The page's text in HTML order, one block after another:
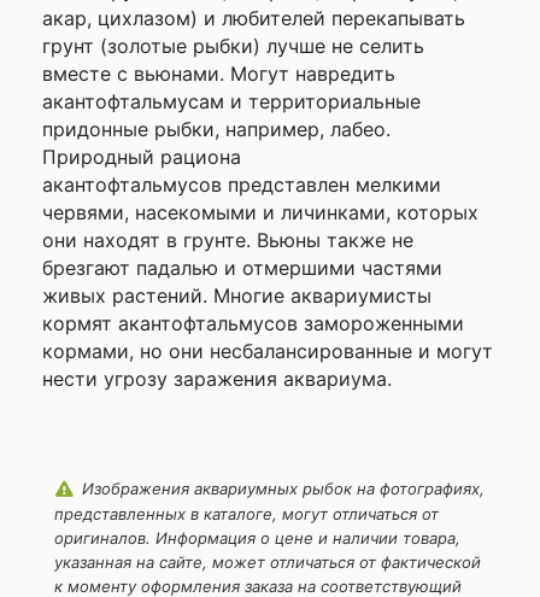
акар, цихлазом) и любителей перекапывать
грунт (золотые рыбки) лучше не селить
вместе с вьюнами. Могут навредить
акантофтальмусам и территориальные
придонные рыбки, например, лабео.
Природный рациона
акантофтальмусов представлен мелкими
червями, насекомыми и личинками, которых
они находят в грунте. Вьюны также не
брезгают падалью и отмершими частями
живых растений. Многие аквариумисты
кормят акантофтальмусов замороженными
кормами, но они несбалансированные и могут
нести угрозу заражения аквариума.
Изображения аквариумных рыбок на фотографиях,
представленных в каталоге, могут отличаться от
оригиналов. Информация о цене и наличии товара,
указанная на сайте, может отличаться от фактической
к моменту оформления заказа на соответствующий